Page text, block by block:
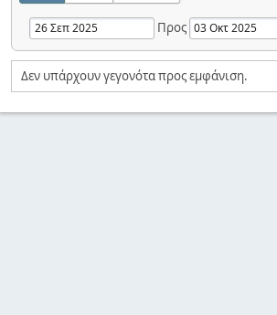
Προς
Δεν υπάρχουν γεγονότα προς εμφάνιση.